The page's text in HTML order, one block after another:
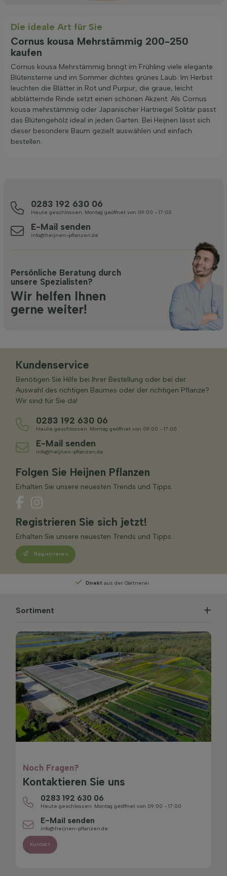
Die ideale Art für Sie
Cornus kousa Mehrstämmig 200-250
kaufen
Cornus kousa Mehrstämmig bringt im Frühling viele elegante
Blütensterne und im Sommer dichtes grünes Laub. Im Herbst
leuchten die Blätter in Rot und Purpur, die graue, leicht
abblätternde Rinde setzt einen schönen Akzent. Als Cornus
kousa mehrstämmig oder Japanischer Hartriegel Solitär passt
das Blütengehölz ideal in jeden Garten. Bei Heijnen lässt sich
dieser besondere Baum gezielt auswählen und einfach
bestellen.
0283 192 630 06
Heute geschlossen. Montag geöffnet von 09:00 - 17:00
E-Mail senden
info@heijnen-pflanzen.de
Persönliche Beratung durch
unsere Spezialisten?
Wir helfen Ihnen
gerne weiter!
Kundenservice
Benötigen Sie Hilfe bei Ihrer Bestellung oder bei der
Auswahl des richtigen Baumes oder der richtigen Pflanze?
Wir sind für Sie da!
0283 192 630 06
Heute geschlossen. Montag geöffnet von 09:00 - 17:00
E-Mail senden
info@heijnen-pflanzen.de
Folgen Sie Heijnen Pflanzen
Erhalten Sie unsere neuesten Trends und Tipps.
Registrieren Sie sich jetzt!
Erhalten Sie unsere neuesten Trends und Tipps.
Registrieren
Persönliche Beratungvon unseren Experten
Sortiment
Noch Fragen?
Kontaktieren Sie uns
0283 192 630 06
Heute geschlossen. Montag geöffnet von 09:00 - 17:00
E-Mail senden
info@heijnen-pflanzen.de
Kontakt